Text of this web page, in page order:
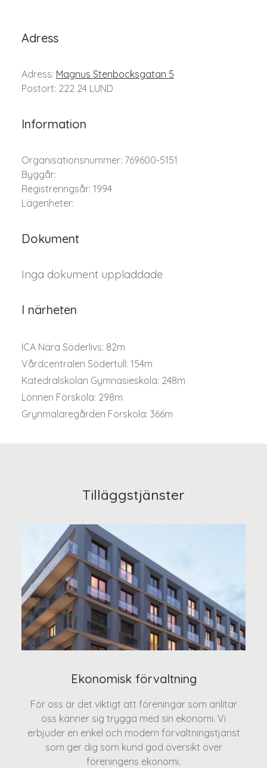
Adress
Adress: Magnus Stenbocksgatan 5
Postort: 222 24 LUND
Information
Organisationsnummer: 769600-5151
Byggår:
Registreringsår: 1994
Lägenheter:
Dokument
Inga dokument uppladdade
I närheten
ICA Nära Söderlivs: 82m
Vårdcentralen Södertull: 154m
Katedralskolan Gymnasieskola: 248m
Lönnen Förskola: 298m
Grynmalaregården Förskola: 366m
Tilläggstjänster
Ekonomisk förvaltning
För oss är det viktigt att föreningar som anlitar
oss känner sig trygga med sin ekonomi. Vi
erbjuder en enkel och modern förvaltningstjänst
som ger dig som kund god översikt över
föreningens ekonomi.